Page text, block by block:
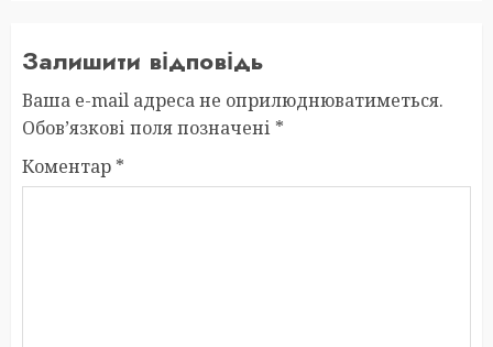
Залишити відповідь
Ваша e-mail адреса не оприлюднюватиметься.
Обов’язкові поля позначені *
Коментар *